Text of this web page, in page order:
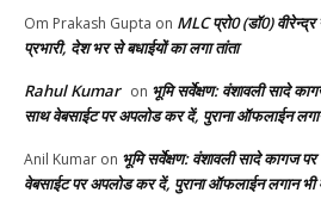
Om Prakash Gupta on MLC प्रो0 (डॉ0)
प्रभारी, देश भर से बधाईयों का लगा तांता
Rahul Kumar on भूमि सर्वेक्षण: वंशावली सादे
साथ वेबसाईट पर अपलोड कर दें, पुराना ऑफलाईन
Anil Kumar on भूमि सर्वेक्षण: वंशावली सादे कागज
वेबसाईट पर अपलोड कर दें, पुराना ऑफलाईन लगान भी